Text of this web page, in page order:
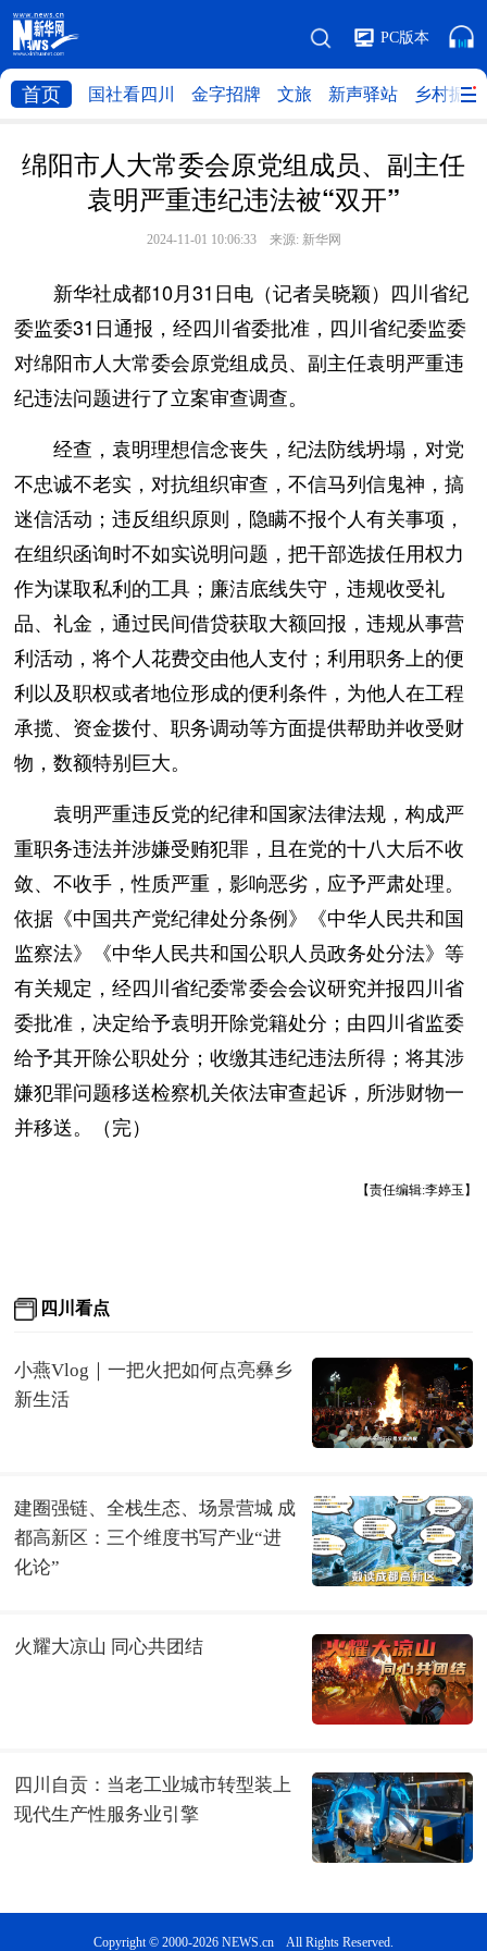
PC版本
首页 国社看四川 金字招牌 文旅 新声驿站 乡村振兴
绵阳市人大常委会原党组成员、副主任
袁明严重违纪违法被“双开”
2024-11-01 10:06:33 来源: 新华网
新华社成都10月31日电（记者吴晓颖）四川省纪
委监委31日通报，经四川省委批准，四川省纪委监委
对绵阳市人大常委会原党组成员、副主任袁明严重违
纪违法问题进行了立案审查调查。
经查，袁明理想信念丧失，纪法防线坍塌，对党
不忠诚不老实，对抗组织审查，不信马列信鬼神，搞
迷信活动；违反组织原则，隐瞒不报个人有关事项，
在组织函询时不如实说明问题，把干部选拔任用权力
作为谋取私利的工具；廉洁底线失守，违规收受礼
品、礼金，通过民间借贷获取大额回报，违规从事营
利活动，将个人花费交由他人支付；利用职务上的便
利以及职权或者地位形成的便利条件，为他人在工程
承揽、资金拨付、职务调动等方面提供帮助并收受财
物，数额特别巨大。
袁明严重违反党的纪律和国家法律法规，构成严
重职务违法并涉嫌受贿犯罪，且在党的十八大后不收
敛、不收手，性质严重，影响恶劣，应予严肃处理。
依据《中国共产党纪律处分条例》《中华人民共和国
监察法》《中华人民共和国公职人员政务处分法》等
有关规定，经四川省纪委常委会会议研究并报四川省
委批准，决定给予袁明开除党籍处分；由四川省监委
给予其开除公职处分；收缴其违纪违法所得；将其涉
嫌犯罪问题移送检察机关依法审查起诉，所涉财物一
并移送。（完）
【责任编辑:李婷玉】
Copyright © 2000-2026 NEWS.cn All Rights Reserved.